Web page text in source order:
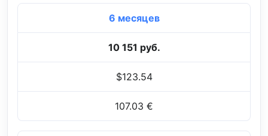
6 месяцев
10 151 руб.
$123.54
107.03 €